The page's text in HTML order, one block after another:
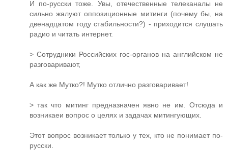
И по-русски тоже. Увы, отечественные телеканалы не
сильно жалуют оппозиционные митинги (почему бы, на
двенадцатом году стабильности?) - приходится слушать
радио и читать интернет.
> Сотрудники Российских гос-органов на английском не
разговаривают,
А как же Мутко?! Мутко отлично разговаривает!
> так что митинг предназначен явно не им. Отсюда и
возникаеи вопрос о целях и задачах митингующих.
Этот вопрос возникает только у тех, кто не понимает по-
русски.